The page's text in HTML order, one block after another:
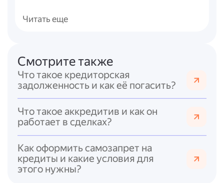
п.);
должника; при выявлении
недобросовестности выносит
определение о неприменении правила
Льготный период (кредитные
каникулы)(ст. 6.1-2 Федерального
закона от 21.12.2013 № 353-ФЗ):
заёмщик вправе потребовать
приостановки исполнения
обязательств по кредиту при
Читать еще
Смотрите также
Что такое кредиторская
задолженность и как её погасить?
Что такое аккредитив и как он
работает в сделках?
Как оформить самозапрет на
кредиты и какие условия для
этого нужны?